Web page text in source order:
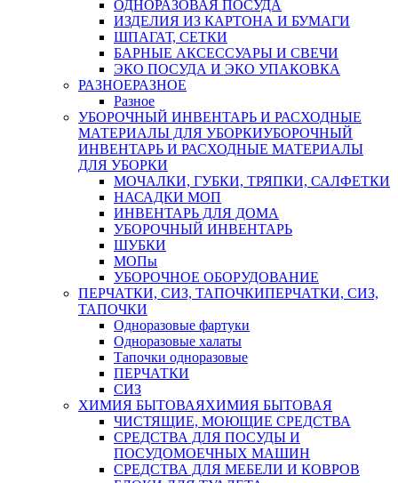
ОДНОРАЗОВАЯ ПОСУДА
ИЗДЕЛИЯ ИЗ КАРТОНА И БУМАГИ
ШПАГАТ, СЕТКИ
БАРНЫЕ АКСЕССУАРЫ И СВЕЧИ
ЭКО ПОСУДА И ЭКО УПАКОВКА
РАЗНОЕРАЗНОЕ
Разное
УБОРОЧНЫЙ ИНВЕНТАРЬ И РАСХОДНЫЕ
МАТЕРИАЛЫ ДЛЯ УБОРКИУБОРОЧНЫЙ
ИНВЕНТАРЬ И РАСХОДНЫЕ МАТЕРИАЛЫ
ДЛЯ УБОРКИ
МОЧАЛКИ, ГУБКИ, ТРЯПКИ, САЛФЕТКИ
НАСАДКИ МОП
ИНВЕНТАРЬ ДЛЯ ДОМА
УБОРОЧНЫЙ ИНВЕНТАРЬ
ШУБКИ
МОПы
УБОРОЧНОЕ ОБОРУДОВАНИЕ
ПЕРЧАТКИ, СИЗ, ТАПОЧКИПЕРЧАТКИ, СИЗ,
ТАПОЧКИ
Одноразовые фартуки
Одноразовые халаты
Тапочки одноразовые
ПЕРЧАТКИ
СИЗ
ХИМИЯ БЫТОВАЯХИМИЯ БЫТОВАЯ
ЧИСТЯЩИЕ, МОЮЩИЕ СРЕДСТВА
СРЕДСТВА ДЛЯ ПОСУДЫ И
ПОСУДОМОЕЧНЫХ МАШИН
СРЕДСТВА ДЛЯ МЕБЕЛИ И КОВРОВ